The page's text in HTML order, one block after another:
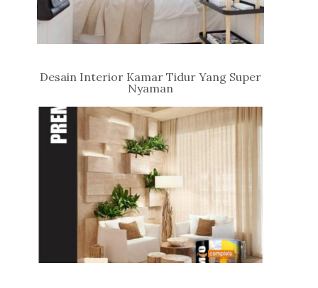
Desain Interior Kamar Tidur Yang Super
Nyaman